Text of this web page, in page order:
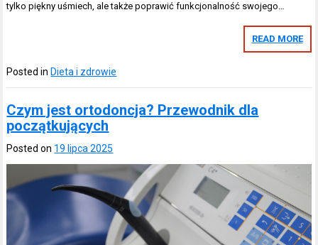
tylko piękny uśmiech, ale także poprawić funkcjonalność swojego…
READ MORE
Posted in Dieta i zdrowie
Czym jest ortodoncja? Przewodnik dla
początkujących
Posted on 19 lipca 2025